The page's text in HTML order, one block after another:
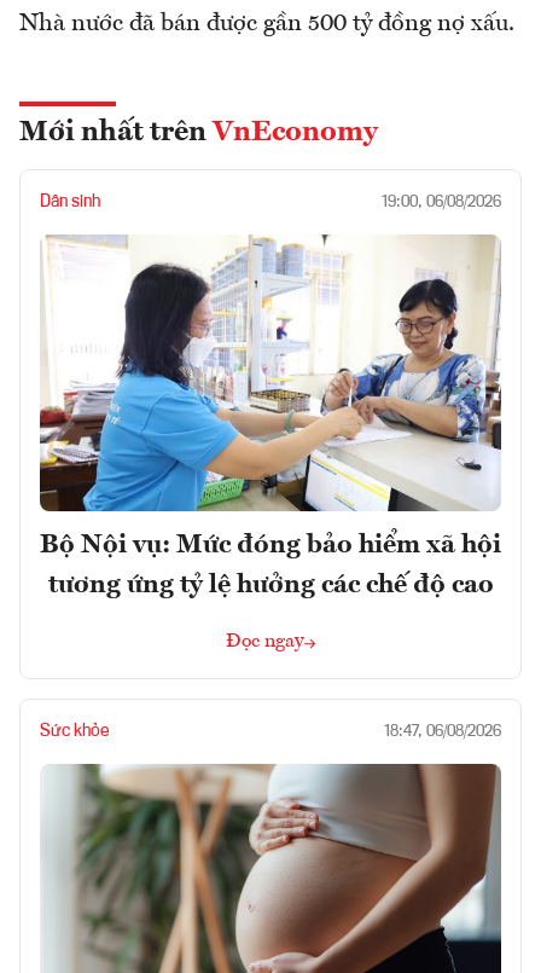
Nhà nước đã bán được gần 500 tỷ đồng nợ xấu.
Mới nhất trên VnEconomy
Dân sinh 19:00, 06/08/2026
Bộ Nội vụ: Mức đóng bảo hiểm xã hội
tương ứng tỷ lệ hưởng các chế độ cao
Đọc ngay
Sức khỏe 18:47, 06/08/2026